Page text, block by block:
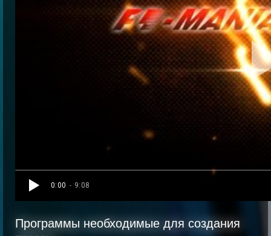
0:00 - 9:08
Программы необходимые для создания